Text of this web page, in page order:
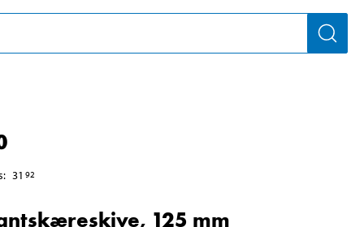
: 31 92
125 mm